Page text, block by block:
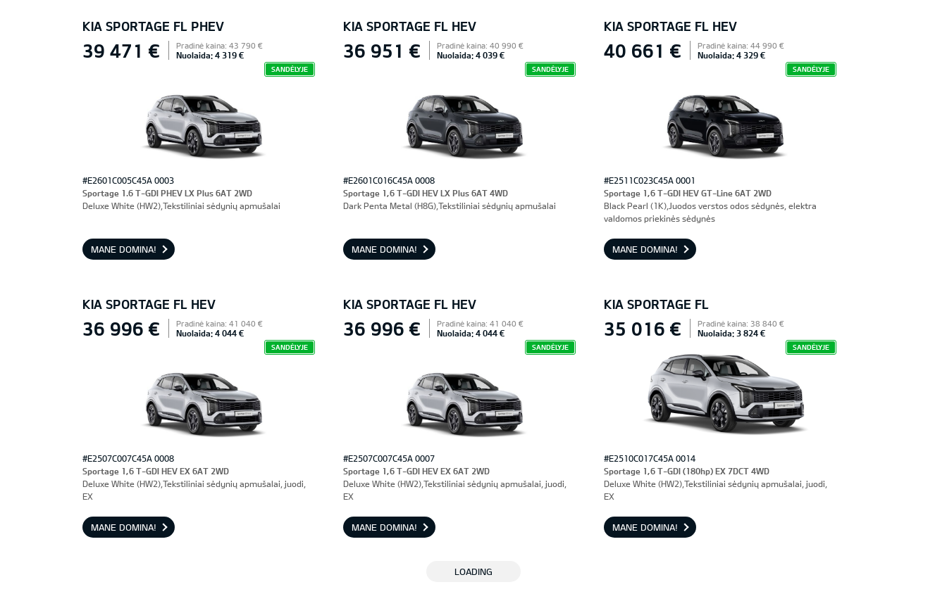
KIA SPORTAGE FL PHEV
39 471 € Pradinė kaina: 43 790 €
Nuolaida: 4 319 €
SANDĖLYJE
#E2601C005C45A 0003
Sportage 1.6 T-GDI PHEV LX Plus 6AT 2WD
Deluxe White (HW2),Tekstiliniai sėdynių apmušalai
MANE DOMINA!
KIA SPORTAGE FL HEV
36 951 € Pradinė kaina: 40 990 €
Nuolaida: 4 039 €
SANDĖLYJE
#E2601C016C45A 0008
Sportage 1,6 T-GDI HEV LX Plus 6AT 4WD
Dark Penta Metal (H8G),Tekstiliniai sėdynių apmušalai
MANE DOMINA!
KIA SPORTAGE FL HEV
40 661 € Pradinė kaina: 44 990 €
Nuolaida: 4 329 €
SANDĖLYJE
#E2511C023C45A 0001
Sportage 1,6 T-GDI HEV GT-Line 6AT 2WD
Black Pearl (1K),Juodos verstos odos sėdynės, elektra
valdomos priekinės sėdynės
MANE DOMINA!
KIA SPORTAGE FL HEV
36 996 € Pradinė kaina: 41 040 €
Nuolaida: 4 044 €
SANDĖLYJE
#E2507C007C45A 0008
Sportage 1,6 T-GDI HEV EX 6AT 2WD
Deluxe White (HW2),Tekstiliniai sėdynių apmušalai, juodi,
EX
MANE DOMINA!
KIA SPORTAGE FL HEV
36 996 € Pradinė kaina: 41 040 €
Nuolaida: 4 044 €
SANDĖLYJE
#E2507C007C45A 0007
Sportage 1,6 T-GDI HEV EX 6AT 2WD
Deluxe White (HW2),Tekstiliniai sėdynių apmušalai, juodi,
EX
MANE DOMINA!
KIA SPORTAGE FL
35 016 € Pradinė kaina: 38 840 €
Nuolaida: 3 824 €
SANDĖLYJE
#E2510C017C45A 0014
Sportage 1,6 T-GDI (180hp) EX 7DCT 4WD
Deluxe White (HW2),Tekstiliniai sėdynių apmušalai, juodi,
EX
MANE DOMINA!
LOADING